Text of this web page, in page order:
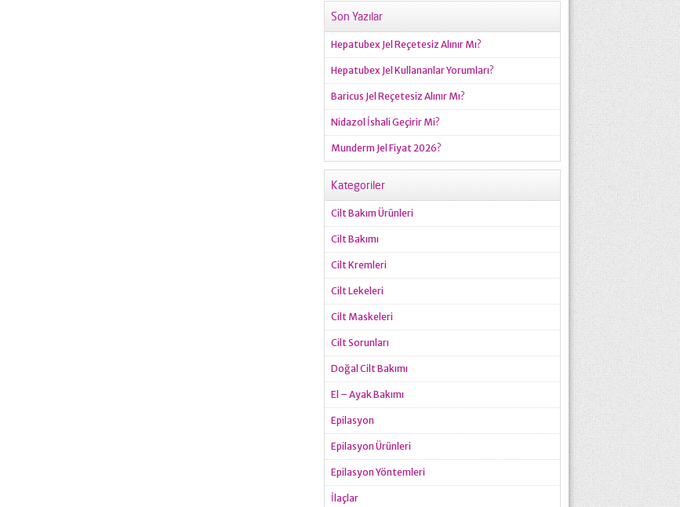
Son Yazılar
Hepatubex Jel Reçetesiz Alınır Mı?
Hepatubex Jel Kullananlar Yorumları?
Baricus Jel Reçetesiz Alınır Mı?
Nidazol İshali Geçirir Mi?
Munderm Jel Fiyat 2026?
Kategoriler
Cilt Bakım Ürünleri
Cilt Bakımı
Cilt Kremleri
Cilt Lekeleri
Cilt Maskeleri
Cilt Sorunları
Doğal Cilt Bakımı
El – Ayak Bakımı
Epilasyon
Epilasyon Ürünleri
Epilasyon Yöntemleri
İlaçlar